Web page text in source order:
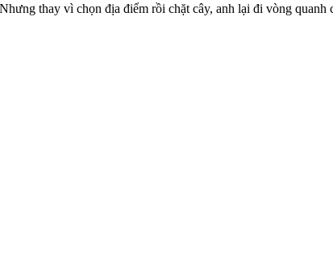
thay vì chọn địa điểm rồi chặt cây, anh lại đi vòng